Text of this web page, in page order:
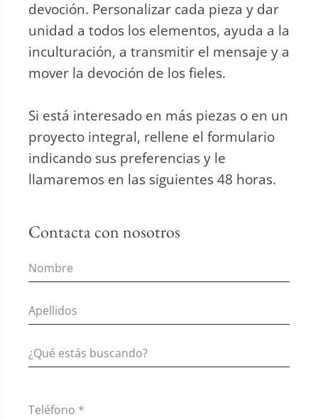
devoción. Personalizar cada pieza y dar
unidad a todos los elementos, ayuda a la
inculturación, a transmitir el mensaje y a
mover la devoción de los fieles.
Si está interesado en más piezas o en un
proyecto integral, rellene el formulario
indicando sus preferencias y le
llamaremos en las siguientes 48 horas.
Contacta con nosotros
Teléfono *